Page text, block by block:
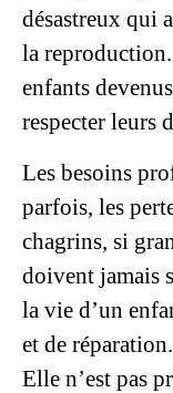
désastreux qui
la
enfants
respecter leurs
Les besoins
parfois, les
chagrins, si
doivent jamais
la vie d’un
et de
Elle n’est pas